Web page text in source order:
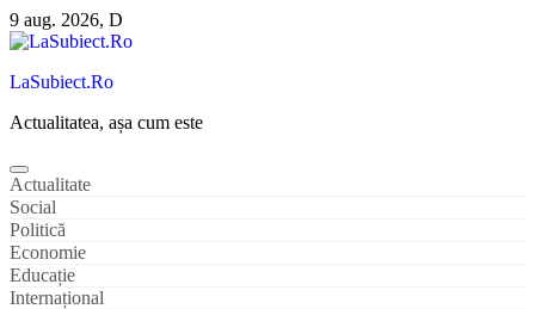
Sari
la
9 aug. 2026, D
LaSubiect.Ro
Actualitatea, așa cum este
Actualitate
Social
Politică
Economie
Educație
Internațional